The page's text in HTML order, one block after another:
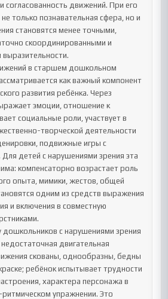
согласованность движений. При его
только познавательная сфера, но и
становятся менее точными,
скоординированными и
в старшем дошкольном
как важный компонент
развития ребёнка. Через
эмоции, отношение к
социальные роли, участвует в
творческой деятельности
подвижные игры с
детей с нарушениями зрения эта
компенсаторно возрастает роль
опыта, мимики, жестов, общей
одним из средств выражения
и включения в совместную
дошкольников с нарушениями зрения
двигательная
скованы, однообразны, бедны
ребёнок испытывает трудности
характера персонажа в
ритмическом упражнении. Это